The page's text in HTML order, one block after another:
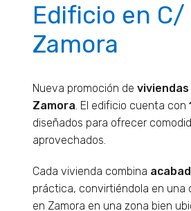
Edificio en C/
Zamora
Nueva promoción de
Zamora. El edificio cuenta con
diseñados para ofrecer
aprovechados.
Cada vivienda combina
práctica, convirtiéndola en una
en Zamora en una zona bien